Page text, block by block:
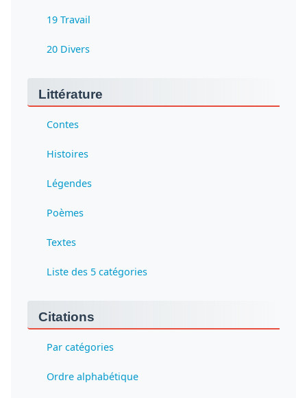
19 Travail
20 Divers
Littérature
Contes
Histoires
Légendes
Poèmes
Textes
Liste des 5 catégories
Citations
Par catégories
Ordre alphabétique